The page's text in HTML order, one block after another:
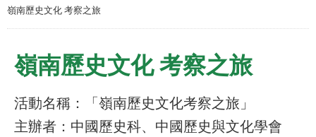
嶺南歷史文化 考察之旅
嶺南歷史文化 考察之旅
活動名稱：「嶺南歷史文化考察之旅」
主辦者：中國歷史科、中國歷史與文化學會